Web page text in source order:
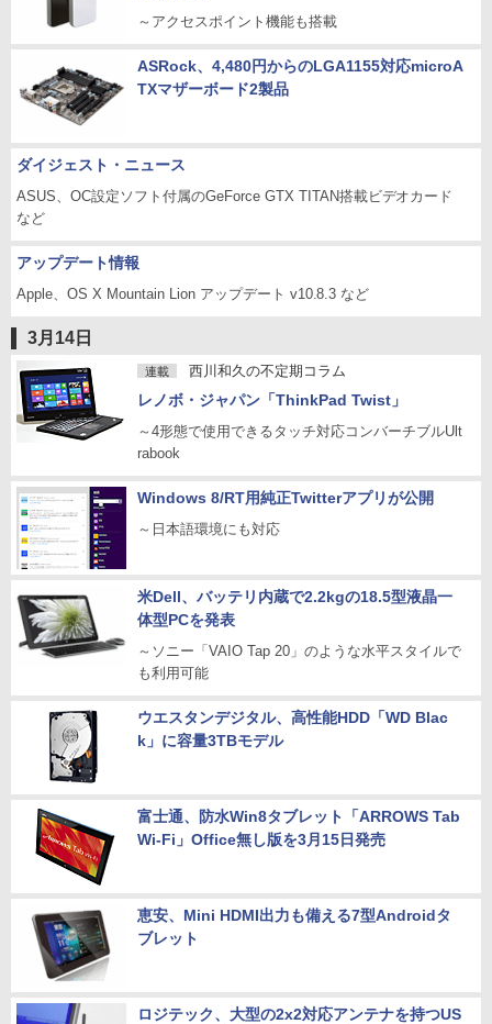
～アクセスポイント機能も搭載
ASRock、4,480円からのLGA1155対応microA
TXマザーボード2製品
ダイジェスト・ニュース
ASUS、OC設定ソフト付属のGeForce GTX TITAN搭載ビデオカード
など
アップデート情報
Apple、OS X Mountain Lion アップデート v10.8.3 など
3月14日
連載 西川和久の不定期コラム
レノボ・ジャパン「ThinkPad Twist」
～4形態で使用できるタッチ対応コンバーチブルUlt
rabook
Windows 8/RT用純正Twitterアプリが公開
～日本語環境にも対応
米Dell、バッテリ内蔵で2.2kgの18.5型液晶一
体型PCを発表
～ソニー「VAIO Tap 20」のような水平スタイルで
も利用可能
ウエスタンデジタル、高性能HDD「WD Blac
k」に容量3TBモデル
富士通、防水Win8タブレット「ARROWS Tab
Wi-Fi」Office無し版を3月15日発売
恵安、Mini HDMI出力も備える7型Androidタ
ブレット
ロジテック、大型の2x2対応アンテナを持つUS